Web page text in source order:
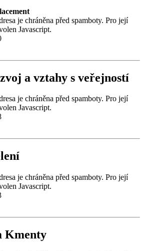
je chráněna před spamboty. Pro její
Javascript.
a vztahy s veřejností
je chráněna před spamboty. Pro její
Javascript.
je chráněna před spamboty. Pro její
Javascript.
Kmenty